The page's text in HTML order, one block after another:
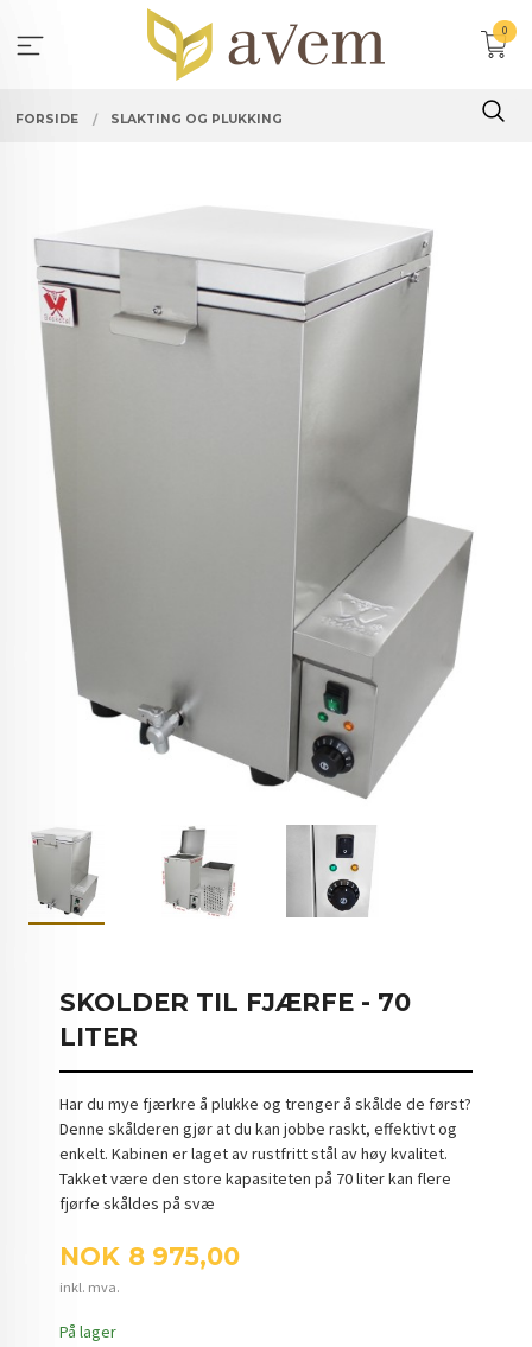
innholdet
0
FORSIDE SLAKTING OG PLUKKING
SKOLDER TIL FJÆRFE - 70
LITER
Har du mye fjærkre å plukke og trenger å skålde de først?
Denne skålderen gjør at du kan jobbe raskt, effektivt og
enkelt. Kabinen er laget av rustfritt stål av høy kvalitet.
Takket være den store kapasiteten på 70 liter kan flere
fjørfe skåldes på svæ
Pris
NOK 8 975,00
inkl. mva.
På lager